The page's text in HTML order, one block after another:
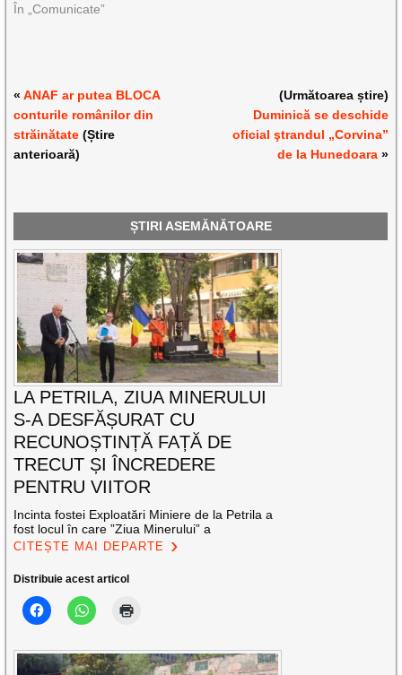
În „Comunicate”
«ANAF ar putea BLOCA
conturile românilor din
străinătate (Știre
anterioară)
(Următoarea știre)
Duminică se deschide
oficial ştrandul „Corvina”
de la Hunedoara»
ȘTIRI ASEMĂNĂTOARE
LA PETRILA, ZIUA MINERULUI
S-A DESFĂȘURAT CU
RECUNOȘTINȚĂ FAȚĂ DE
TRECUT ȘI ÎNCREDERE
PENTRU VIITOR
Incinta fostei Exploatări Miniere de la Petrila a
fost locul în care ”Ziua Minerului” a
CITEȘTE MAI DEPARTE
Distribuie acest articol